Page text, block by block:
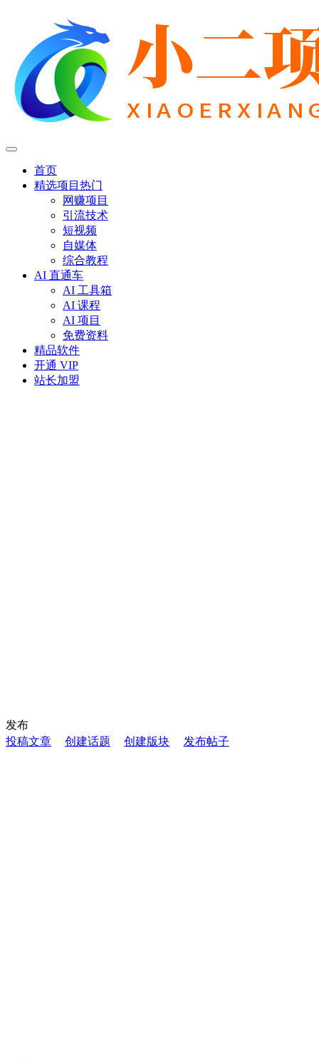
首页
精选项目 热门
网赚项目
引流技术
短视频
自媒体
综合教程
AI 直通车
AI 工具箱
AI 课程
AI 项目
免费资料
精品软件
开通 VIP
站长加盟
发布
投稿文章
创建话题 创建版块 发布帖子